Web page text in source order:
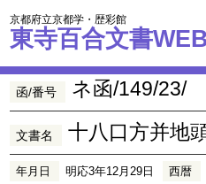
京都府立京都学・歴彩館
東寺百合文書
函/番号 ネ函/149/23/
文書名 十八口方并地
年月日 明応3年12月29日 西暦